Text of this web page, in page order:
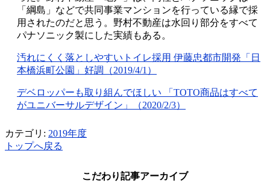
「綱島」などで共同事業マンションを行っている縁で採
用されたのだと思う。野村不動産は水回り部分をすべて
パナソニック製にした実績もある。
汚れにくく落としやすいトイレ採用 伊藤忠都市開発「日
本橋浜町公園」好調（2019/4/1）
デベロッパーも取り組んでほしい 「TOTO商品はすべて
がユニバーサルデザイン」（2020/2/3）
カテゴリ: 2019年度
トップへ戻る
こだわり記事アーカイブ